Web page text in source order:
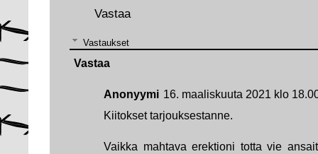
Vastaa
Vastaukset
Anonyymi 16. maaliskuuta 2021 klo
Kiitokset tarjouksestanne.
Vaikka mahtava erektioni totta vie
Vastaa